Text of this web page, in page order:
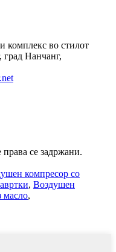
комплекс во стилот
град Нанчанг,
се задржани.
компресор со
, Воздушен
масло,